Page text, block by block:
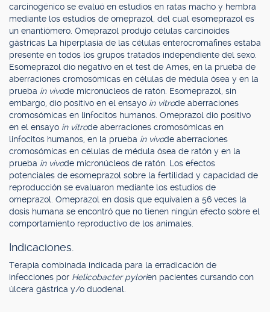
carcinogénico se evaluó en estudios en ratas macho y hembra
mediante los estudios de omeprazol, del cual esomeprazol es
un enantiómero. Omeprazol produjo células carcinoides
gástricas La hiperplasia de las células enterocromafines estaba
presente en todos los grupos tratados independiente del sexo.
Esomeprazol dio negativo en el test de Ames, en la prueba de
aberraciones cromosómicas en células de médula ósea y en la
prueba in vivode micronúcleos de ratón. Esomeprazol, sin
embargo, dio positivo en el ensayo in vitrode aberraciones
cromosómicas en linfocitos humanos. Omeprazol dio positivo
en el ensayo in vitrode aberraciones cromosómicas en
linfocitos humanos, en la prueba in vivode aberraciones
cromosómicas en células de médula ósea de ratón y en la
prueba in vivode micronúcleos de ratón. Los efectos
potenciales de esomeprazol sobre la fertilidad y capacidad de
reproducción se evaluaron mediante los estudios de
omeprazol. Omeprazol en dosis que equivalen a 56 veces la
dosis humana se encontró que no tienen ningún efecto sobre el
comportamiento reproductivo de los animales.
Indicaciones.
Terapia combinada indicada para la erradicación de
infecciones por Helicobacter pylorien pacientes cursando con
úlcera gástrica y/o duodenal.